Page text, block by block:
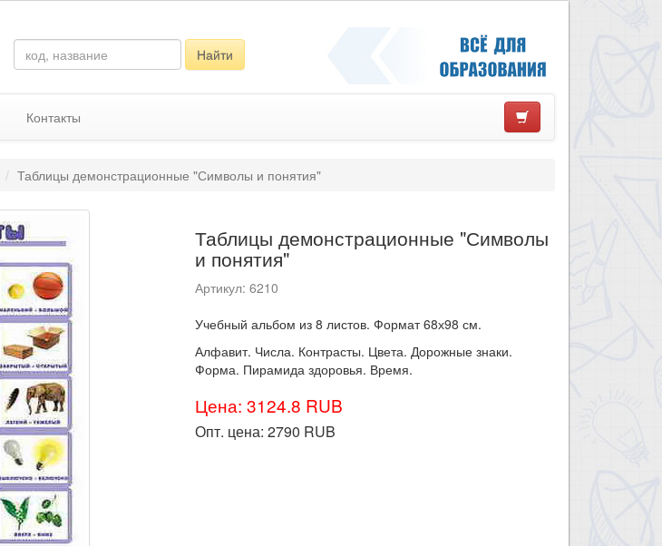
Найти
Контакты
Таблицы демонстрационные "Символы и понятия"
Таблицы демонстрационные "Символы
и понятия"
Артикул: 6210
Учебный альбом из 8 листов. Формат 68х98 см.
Алфавит. Числа. Контрасты. Цвета. Дорожные знаки.
Форма. Пирамида здоровья. Время.
Цена: 3124.8 RUB
Опт. цена:2790 RUB